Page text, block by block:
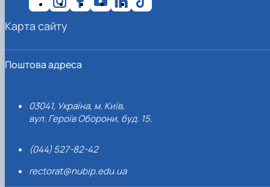
Поштова адреса
03041, Україна, м. Київ,
вул. Героїв Оборони, буд. 15.
(044) 527-82-42
rectorat@nubip.edu.ua
Карта сайту